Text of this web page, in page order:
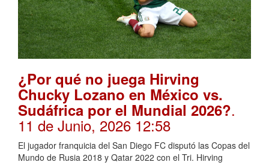
¿Por qué no juega Hirving
Chucky Lozano en México vs.
Sudáfrica por el Mundial 2026?.
11 de Junio, 2026 12:58
El jugador franquicia del San Diego FC disputó las Copas del
Mundo de Rusia 2018 y Qatar 2022 con el Tri. Hirving